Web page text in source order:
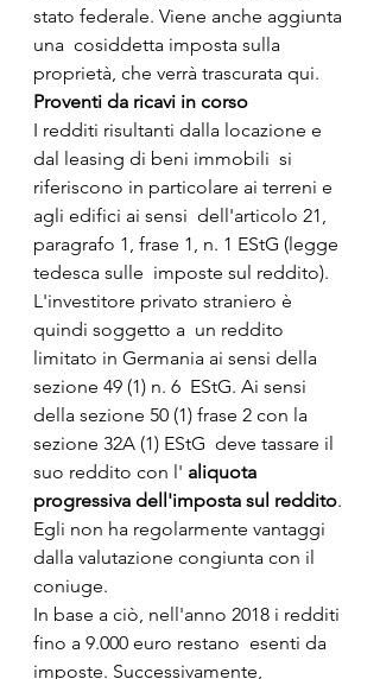
stato federale. Viene anche aggiunta
una  cosiddetta imposta sulla
proprietà, che verrà trascurata qui.
Proventi da ricavi in corso
I redditi risultanti dalla locazione e
dal leasing di beni immobili  si
riferiscono in particolare ai terreni e
agli edifici ai sensi  dell'articolo 21,
paragrafo 1, frase 1, n. 1 EStG (legge
tedesca sulle  imposte sul reddito).
L'investitore privato straniero è
quindi soggetto a  un reddito
limitato in Germania ai sensi della
sezione 49 (1) n. 6  EStG. Ai sensi
della sezione 50 (1) frase 2 con la
sezione 32A (1) EStG  deve tassare il
suo reddito con l' aliquota
progressiva dell'imposta sul reddito.
Egli non ha regolarmente vantaggi
dalla valutazione congiunta con il
coniuge.
In base a ciò, nell'anno 2018 i redditi
fino a 9.000 euro restano  esenti da
imposte. Successivamente,